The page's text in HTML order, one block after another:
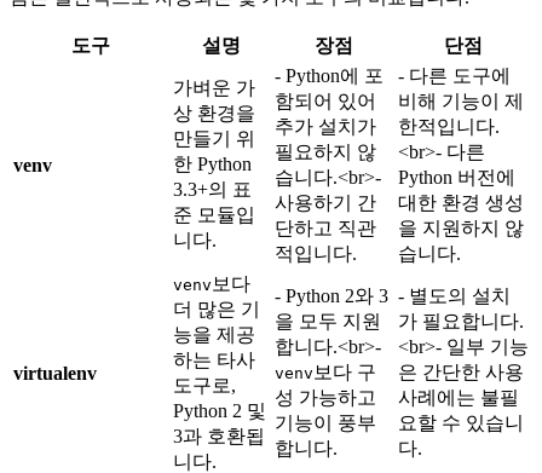
도구 설명 장점 단점
venv
가벼운 가
상 환경을
만들기 위
한 Python
3.3+의 표
준 모듈입
니다.
- Python에 포
함되어 있어
추가 설치가
필요하지 않
습니다.<br>-
사용하기 간
단하고 직관
적입니다.
- 다른 도구에
비해 기능이 제
한적입니다.
<br>- 다른
Python 버전에
대한 환경 생성
을 지원하지 않
습니다.
virtualenv
venv 보다
더 많은 기
능을 제공
하는 타사
도구로,
Python 2 및
3과 호환됩
니다.
- Python 2와 3
을 모두 지원
합니다.<br>-
venv 보다 구
성 가능하고
기능이 풍부
합니다.
- 별도의 설치
가 필요합니다.
<br>- 일부 기능
은 간단한 사용
사례에는 불필
요할 수 있습니
다.